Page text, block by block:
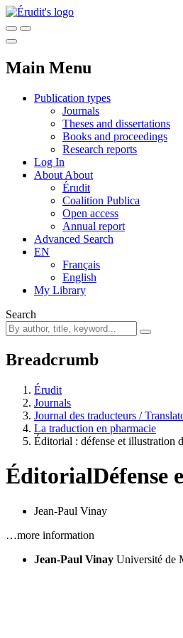
Main Menu
Publication types
Journals
Theses and dissertations
Books and proceedings
Research reports
Log In
About About
Érudit
Coalition Publica
Open access
Annual report
Advanced Search
EN
Français
English
My Library
Search
Breadcrumb
Érudit
Journals
Journal des traducteurs /
La traduction en pharmacie
Éditorial : défense et illustration
ÉditorialDéfense
Jean-Paul Vinay
…more information
Jean-Paul Vinay Université de